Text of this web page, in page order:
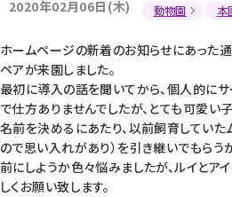
2020年02月06日(木) 動物園 本
ホームページの新着のお知らせにあった
ペアが来園しました。
最初に導入の話を聞いてから、個人的に
で仕方ありませんでしたが、とても可愛い
名前を決めるにあたり、以前飼育していた
ので思い入れがあり）を引き継いでもらう
前にしようか色々悩みましたが、ルイとア
しくお願い致します。